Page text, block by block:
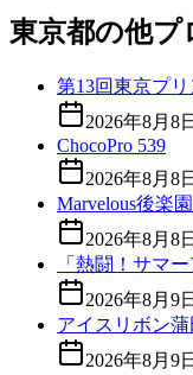
東京都の他プ
第13回東京プ
2026年8月8
ChocoPro 539
2026年8月8
Marvelous後楽
2026年8月8
「熱闘！サマ
2026年8月9
アイスリボン
2026年8月9